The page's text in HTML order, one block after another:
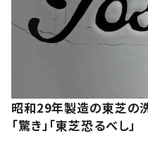
昭和29年製造の東芝の
「驚き」「東芝恐るべし」